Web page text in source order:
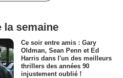
la semaine
Ce soir entre amis : Gary
Oldman, Sean Penn et Ed
Harris dans l'un des meilleurs
thrillers des années 90
injustement oublié !